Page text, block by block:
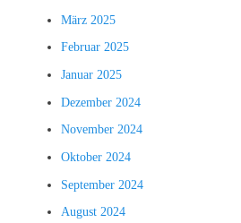
März 2025
Februar 2025
Januar 2025
Dezember 2024
November 2024
Oktober 2024
September 2024
August 2024